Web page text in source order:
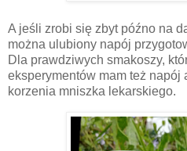
A jeśli zrobi się zbyt późno na
można ulubiony napój
Dla prawdziwych smakoszy,
eksperymentów mam też napój
korzenia mniszka lekarskiego.